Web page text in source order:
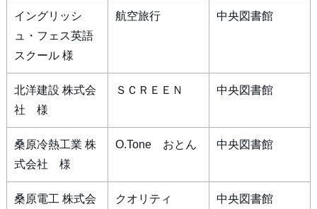
イングリッシ
ュ・フェス英語
スクール 様
航空旅行 中央図書館
北洋建設 株式会
社 様
ＳＣＲＥＥＮ 中央図書館
桑原冷熱工業 株
式会社 様
O.Tone おとん 中央図書館
桑原電工 株式会
クオリティ 中央図書館